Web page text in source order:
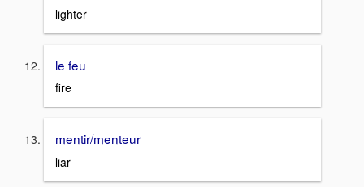
lighter
le feu
fire
mentir/menteur
liar